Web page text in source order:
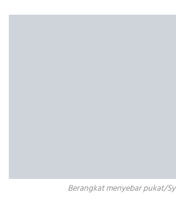
Berangkat menyebar pukat/